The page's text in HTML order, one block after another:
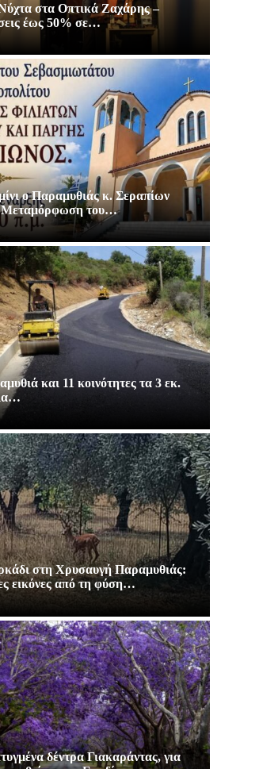
στα Οπτικά Ζαχάρης –
έως 50% σε…
ο Παραμυθιάς κ. Σεραπίων
Μεταμόρφωση του…
και 11 κοινότητες τα 3 εκ.
στη Χρυσαυγή Παραμυθιάς:
εικόνες από τη φύση…
δέντρα Γιακαράντας, για